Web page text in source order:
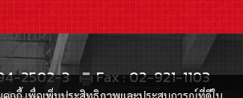
2502-3
Fax : 02-921-1103